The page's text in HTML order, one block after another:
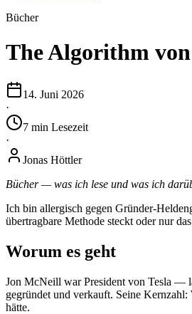
Bücher
The Algorithm
14. Juni 2026
·
7 min Lesezeit
·
Jonas Höttler
Bücher — was ich lese und was ich
Ich bin allergisch gegen Gründer-
übertragbare Methode steckt oder nur
Worum es geht
Jon McNeill war President von Tesla —
gegründet und verkauft. Seine
hätte.